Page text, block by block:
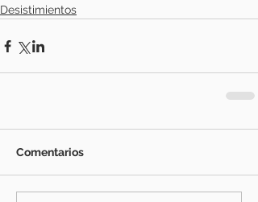
Desistimientos
Comentarios